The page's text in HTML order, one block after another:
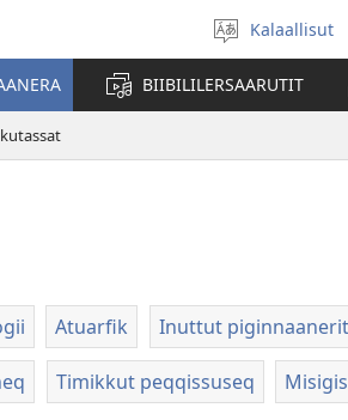
Oqaatsit
toqqakkit
Kalaallisut
BIIBILILERSAARUTIT
Atuarfik Inuttut piginnaanerit
Timikkut peqqissuseq